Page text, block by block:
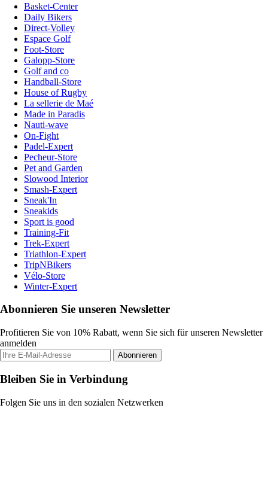
Basket-Center
Daily Bikers
Direct-Volley
Espace Golf
Foot-Store
Galopp-Store
Golf and co
Handball-Store
House of Rugby
La sellerie de Maé
Made in Paradis
Nauti-wave
On-Fight
Padel-Expert
Pecheur-Store
Pet and Garden
Slowood Interior
Smash-Expert
Sneak'In
Sneakids
Sport is good
Training-Fit
Trek-Expert
Triathlon-Expert
TripNBikers
Vélo-Store
Winter-Expert
Abonnieren Sie unseren Newsletter
Profitieren Sie von 10% Rabatt, wenn Sie sich für unseren Newsletter
anmelden
Abonnieren
Bleiben Sie in Verbindung
Folgen Sie uns in den sozialen Netzwerken